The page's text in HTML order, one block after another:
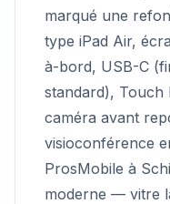
marqué une
type iPad Air,
à-bord, USB-C
standard), Touch
caméra avant
visioconférence
ProsMobile à
moderne — vitre